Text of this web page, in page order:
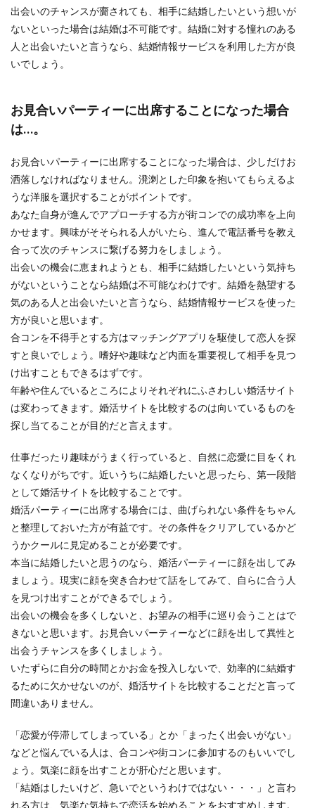
出会いのチャンスが齎されても、相手に結婚したいという想いが
ないといった場合は結婚は不可能です。結婚に対する憧れのある
人と出会いたいと言うなら、結婚情報サービスを利用した方が良
いでしょう。
お見合いパーティーに出席することになった場合
は…。
お見合いパーティーに出席することになった場合は、少しだけお
洒落しなければなりません。溌溂とした印象を抱いてもらえるよ
うな洋服を選択することがポイントです。
あなた自身が進んでアプローチする方が街コンでの成功率を上向
かせます。興味がそそられる人がいたら、進んで電話番号を教え
合って次のチャンスに繋げる努力をしましょう。
出会いの機会に恵まれようとも、相手に結婚したいという気持ち
がないということなら結婚は不可能なわけです。結婚を熱望する
気のある人と出会いたいと言うなら、結婚情報サービスを使った
方が良いと思います。
合コンを不得手とする方はマッチングアプリを駆使して恋人を探
すと良いでしょう。嗜好や趣味など内面を重要視して相手を見つ
け出すこともできるはずです。
年齢や住んでいるところによりそれぞれにふさわしい婚活サイト
は変わってきます。婚活サイトを比較するのは向いているものを
探し当てることが目的だと言えます。
仕事だったり趣味がうまく行っていると、自然に恋愛に目をくれ
なくなりがちです。近いうちに結婚したいと思ったら、第一段階
として婚活サイトを比較することです。
婚活パーティーに出席する場合には、曲げられない条件をちゃん
と整理しておいた方が有益です。その条件をクリアしているかど
うかクールに見定めることが必要です。
本当に結婚したいと思うのなら、婚活パーティーに顔を出してみ
ましょう。現実に顔を突き合わせて話をしてみて、自らに合う人
を見つけ出すことができるでしょう。
出会いの機会を多くしないと、お望みの相手に巡り会うことはで
きないと思います。お見合いパーティーなどに顔を出して異性と
出会うチャンスを多くしましょう。
いたずらに自分の時間とかお金を投入しないで、効率的に結婚す
るために欠かせないのが、婚活サイトを比較することだと言って
間違いありません。
「恋愛が停滞してしまっている」とか「まったく出会いがない」
などと悩んでいる人は、合コンや街コンに参加するのもいいでし
ょう。気楽に顔を出すことが肝心だと思います。
「結婚はしたいけど、急いでというわけではない・・・」と言わ
れる方は、気楽な気持ちで恋活を始めることをおすすめします。